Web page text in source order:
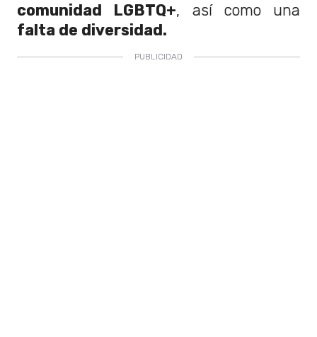
comunidad LGBTQ+, así como una
falta de diversidad.